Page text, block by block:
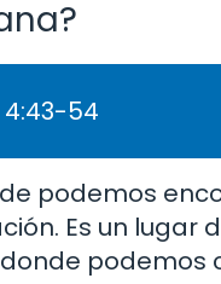
54
podemos
Es un lugar
podemos